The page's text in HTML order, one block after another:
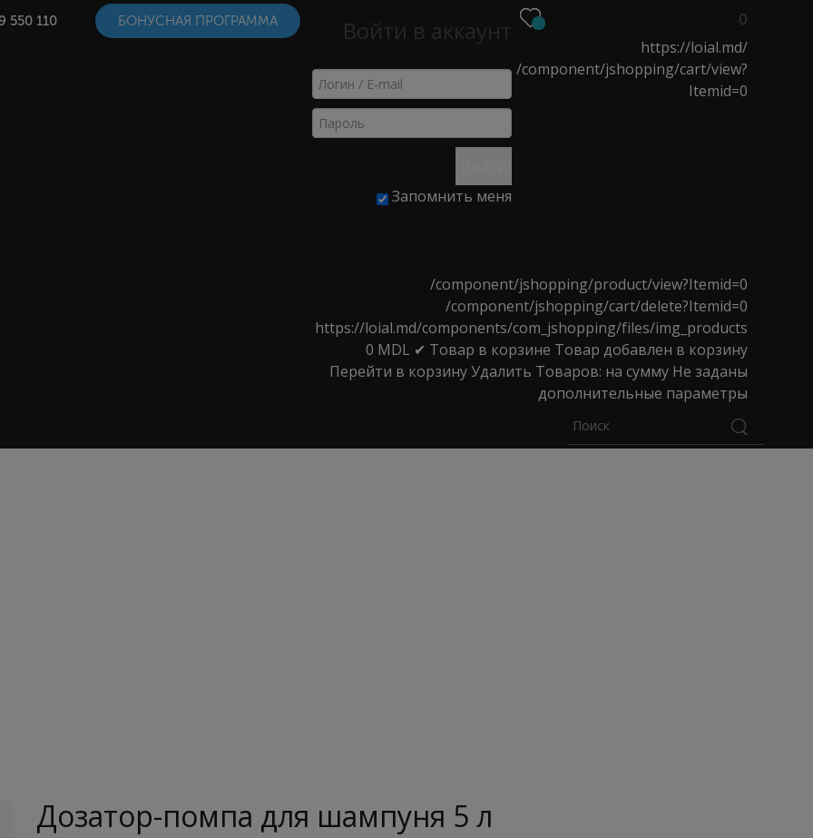
550 110 БОНУСНАЯ ПРОГРАММА Войти в аккаунт
Запомнить меня
0
https://loial.md/
/component/jshopping/cart/view?
Itemid=0
/component/jshopping/product/view?Itemid=0
/component/jshopping/cart/delete?Itemid=0
https://loial.md/components/com_jshopping/files/img_products
0 MDL ✔ Товар в корзине Товар добавлен в корзину
Перейти в корзинуУдалить Товаров: на сумму Не заданы
дополнительные параметры
ВИДЕО НОВОСТИ
Дозатор-помпа для шампуня 5 л